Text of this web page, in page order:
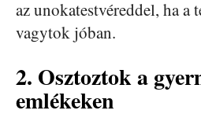
az unokatestvéreddel, ha a
vagytok jóban.
2. Osztoztok a
emlékeken